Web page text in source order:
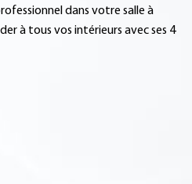
dans votre salle à
à tous vos intérieurs avec ses 4